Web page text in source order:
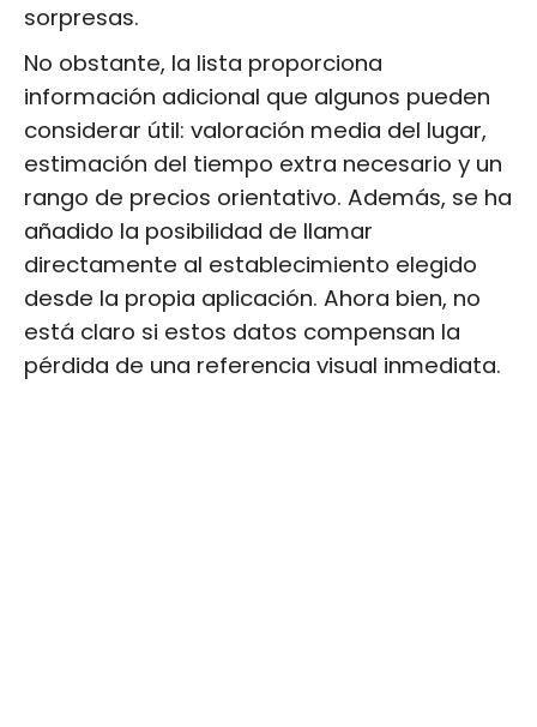
sorpresas.
No obstante, la lista proporciona
información adicional que algunos pueden
considerar útil: valoración media del lugar,
estimación del tiempo extra necesario y un
rango de precios orientativo. Además, se ha
añadido la posibilidad de llamar
directamente al establecimiento elegido
desde la propia aplicación. Ahora bien, no
está claro si estos datos compensan la
pérdida de una referencia visual inmediata.